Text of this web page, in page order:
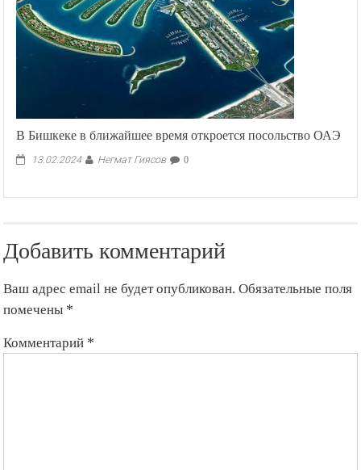
В Бишкеке в ближайшее время откроется посольство ОАЭ
13.02.2024 Негмат Гиясов 0
Добавить комментарий
Ваш адрес email не будет опубликован. Обязательные поля
помечены *
Комментарий *